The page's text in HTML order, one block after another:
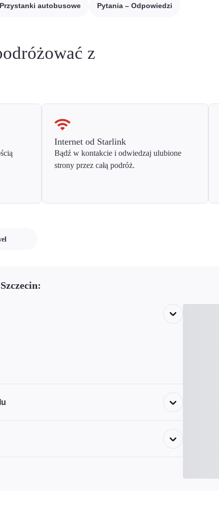
Przystanki autobusowe Pytania – Odpowiedzi
z
Internet od Starlink
Bądź w kontakcie i odwiedzaj ulubione
strony przez całą podróż.